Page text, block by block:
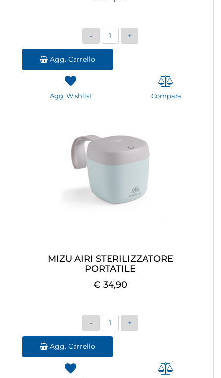
Quantità
Agg. Carrello
Agg. Wishlist Compara
MIZU AIRI STERILIZZATORE
PORTATILE
€ 34,90
Quantità
Agg. Carrello